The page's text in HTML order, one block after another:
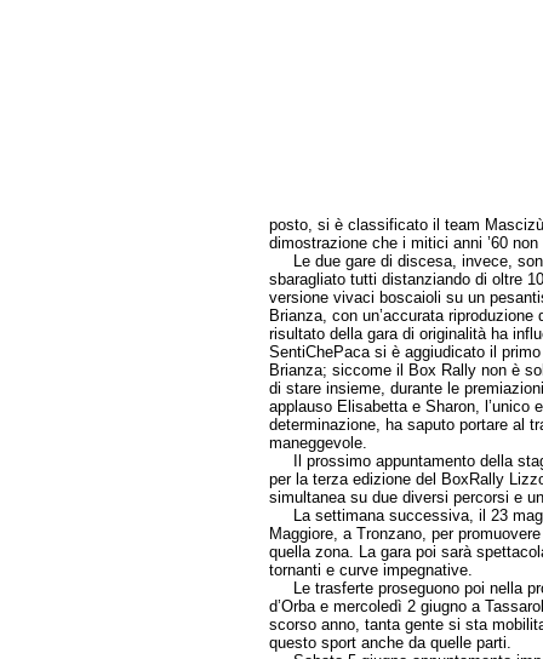
posto, si è classificato il team
dimostrazione che i mitici anni ’60
Le due gare di discesa, invece,
sbaragliato tutti distanziando di oltre
versione vivaci boscaioli su un
Brianza, con un’accurata
risultato della gara di originalità ha
SentiChePaca si è aggiudicato il
Brianza; siccome il Box Rally non è
di stare insieme, durante le
applauso Elisabetta e Sharon, l’unico
determinazione, ha saputo portare al
maneggevole.
Il prossimo appuntamento della
per la terza edizione del BoxRally
simultanea su due diversi percorsi e
La settimana successiva, il 23
Maggiore, a Tronzano, per
quella zona. La gara poi sarà
tornanti e curve impegnative.
Le trasferte proseguono poi nella
d’Orba e mercoledì 2 giugno a
scorso anno, tanta gente si sta
questo sport anche da quelle parti.